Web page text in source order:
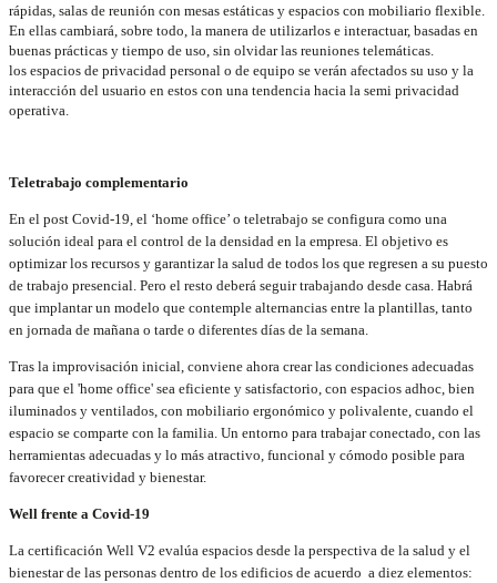
rápidas, salas de reunión con mesas estáticas y espacios con mobiliario flexible.
En ellas cambiará, sobre todo, la manera de utilizarlos e interactuar, basadas en
buenas prácticas y tiempo de uso, sin olvidar las reuniones telemáticas.
los espacios de privacidad personal o de equipo se verán afectados su uso y la
interacción del usuario en estos con una tendencia hacia la semi privacidad
operativa.
Teletrabajo complementario
En el post Covid-19, el ‘home office’ o teletrabajo se configura como una
solución ideal para el control de la densidad en la empresa. El objetivo es
optimizar los recursos y garantizar la salud de todos los que regresen a su puesto
de trabajo presencial. Pero el resto deberá seguir trabajando desde casa. Habrá
que implantar un modelo que contemple alternancias entre la plantillas, tanto
en jornada de mañana o tarde o diferentes días de la semana.
Tras la improvisación inicial, conviene ahora crear las condiciones adecuadas
para que el 'home office' sea eficiente y satisfactorio, con espacios adhoc, bien
iluminados y ventilados, con mobiliario ergonómico y polivalente, cuando el
espacio se comparte con la familia. Un entorno para trabajar conectado, con las
herramientas adecuadas y lo más atractivo, funcional y cómodo posible para
favorecer creatividad y bienestar.
Well frente a Covid-19
La certificación Well V2 evalúa espacios desde la perspectiva de la salud y el
bienestar de las personas dentro de los edificios de acuerdo a diez elementos: